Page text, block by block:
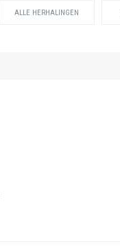
ALLE HERHALINGEN